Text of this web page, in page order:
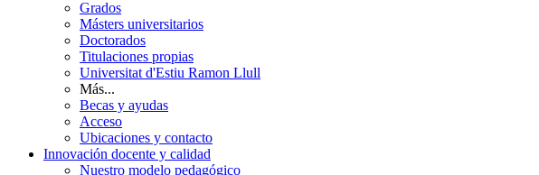
Grados
Másters universitarios
Doctorados
Titulaciones propias
Universitat d'Estiu Ramon Llull
Más...
Becas y ayudas
Acceso
Ubicaciones y contacto
Innovación docente y calidad
Nuestro modelo pedagógico